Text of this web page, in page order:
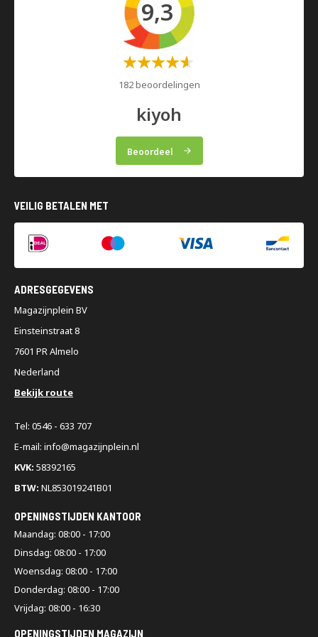
9,3
Waardering:
182 beoordelingen
kiyoh
Beoordeel
VEILIG BETALEN MET
ADRESGEGEVENS
Magazijnplein BV
Einsteinstraat 8
7601 PR Almelo
Nederland
Bekijk route
Tel: 0546 - 633 707
E-mail: info@magazijnplein.nl
KVK: 58392165
BTW: NL853019241B01
OPENINGSTIJDEN KANTOOR
Maandag: 08:00 - 17:00
Dinsdag: 08:00 - 17:00
Woensdag: 08:00 - 17:00
Donderdag: 08:00 - 17:00
Vrijdag: 08:00 - 16:30
OPENINGSTIJDEN MAGAZIJN